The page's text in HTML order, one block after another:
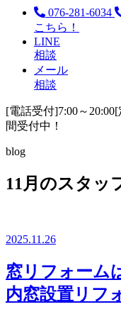
076-281-6034
こちら！
LINE
相談
メール
相談
[電話受付]7:00～20:00[
間受付中！
blog
11月のスタッ
2025.11.26
窓リフォーム
内窓設置リフ